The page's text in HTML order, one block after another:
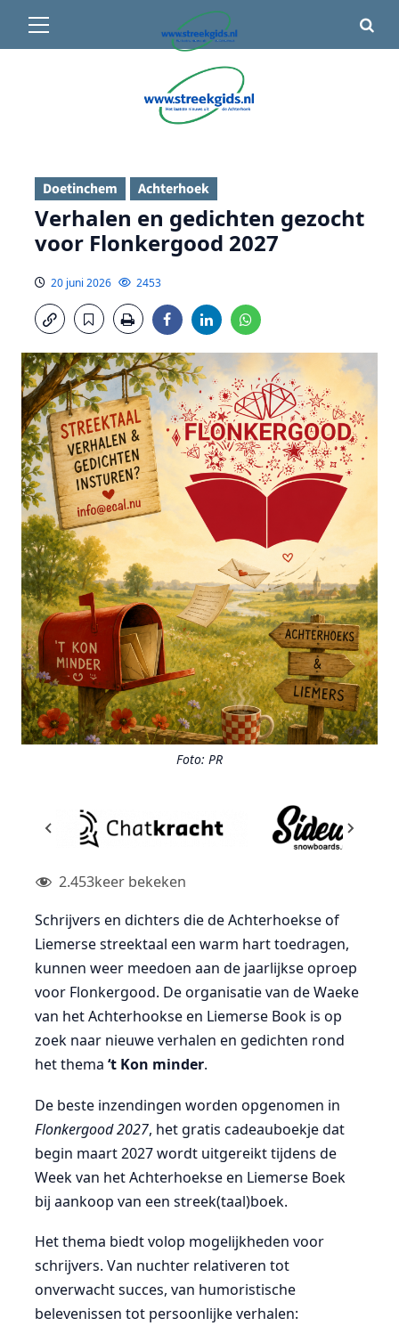
15°C• Vandaag 15° / 24°
menu
Doetinchem Achterhoek
Verhalen en gedichten gezocht
voor Flonkergood 2027
20 juni 2026 2453
Foto: PR
2.453keer bekeken
Schrijvers en dichters die de Achterhoekse of
Liemerse streektaal een warm hart toedragen,
kunnen weer meedoen aan de jaarlijkse oproep
voor Flonkergood. De organisatie van de Waeke
van het Achterhookse en Liemerse Book is op
zoek naar nieuwe verhalen en gedichten rond
het thema ‘t Kon minder.
De beste inzendingen worden opgenomen in
Flonkergood 2027, het gratis cadeauboekje dat
begin maart 2027 wordt uitgereikt tijdens de
Week van het Achterhoekse en Liemerse Boek
bij aankoop van een streek(taal)boek.
Het thema biedt volop mogelijkheden voor
schrijvers. Van nuchter relativeren tot
onverwacht succes, van humoristische
belevenissen tot persoonlijke verhalen: